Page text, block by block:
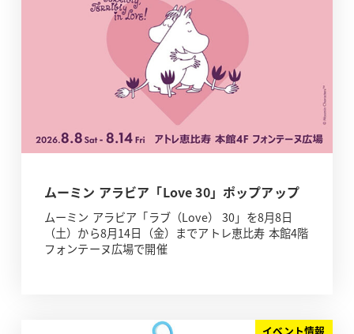
ムーミン アラビア「Love 30」ポップアップ
ムーミン アラビア「ラブ（Love） 30」を8月8日
（土）から8月14日（金）までアトレ恵比寿 本館4階
フォンテーヌ広場で開催
イベント情報